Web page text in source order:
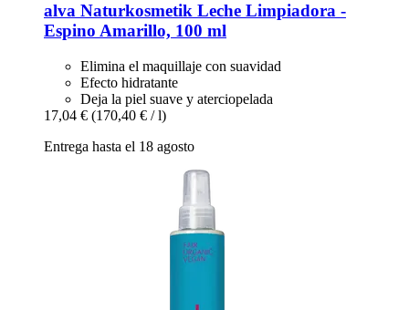
alva Naturkosmetik Leche Limpiadora -​
Espino Amarillo, 100 ml
Elimina el maquillaje con suavidad
Efecto hidratante
Deja la piel suave y aterciopelada
17,04 € (170,40 € / l)
Entrega hasta el 18 agosto